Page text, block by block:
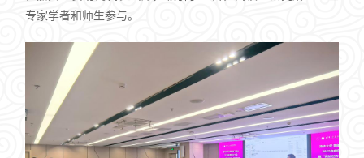
专家学者和师生参与。